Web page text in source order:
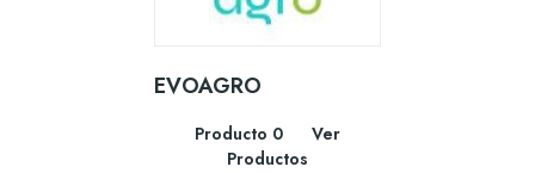
EVOAGRO
Producto 0
Ver
Productos